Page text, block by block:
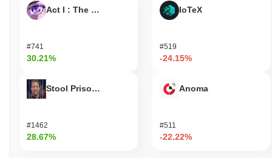
Act I : The AI Prophecy
#741
30.21%
Stool Prisondente
#1462
28.67%
IoTeX
#519
-24.15%
Anoma
#511
-22.22%